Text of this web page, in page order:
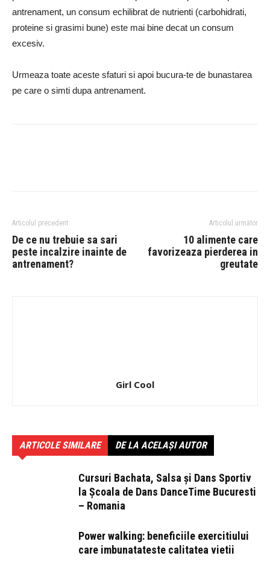
antrenament, un consum echilibrat de nutrienti (carbohidrati,
proteine ​​si grasimi bune) este mai bine decat un consum
excesiv.
Urmeaza toate aceste sfaturi si apoi bucura-te de bunastarea
pe care o simti dupa antrenament.
Articolul precedent
De ce nu trebuie sa sari
peste incalzire inainte de
antrenament?
Articolul următor
10 alimente care
favorizeaza pierderea in
greutate
Girl Cool
ARTICOLE SIMILARE DE LA ACELAȘI AUTOR
Cursuri Bachata, Salsa și Dans Sportiv
la Școala de Dans DanceTime Bucuresti
– Romania
Power walking: beneficiile exercitiului
care imbunatateste calitatea vietii